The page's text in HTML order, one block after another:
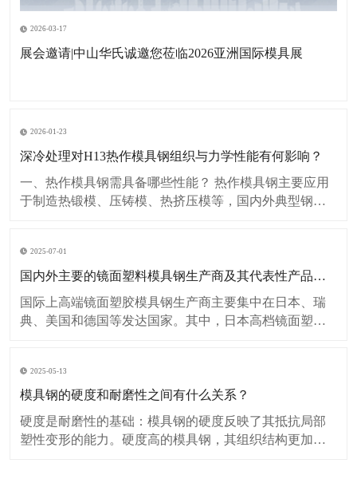
2026-03-17
展会邀请|中山华氏诚邀您莅临2026亚洲国际模具展
2026-01-23
深冷处理对H13热作模具钢组织与力学性能有何影响？
一、热作模具钢需具备哪些性能？ 热作模具钢主要应用
于制造热锻模、压铸模、热挤压模等，国内外典型钢种
高压、高温冲蚀和急冷急热作用，会形成变形、开裂、
磨损及疲劳裂纹等缺陷
2025-07-01
国内外主要的镜面塑料模具钢生产商及其代表性产品有哪些特点？
国际上高端镜面塑胶模具钢生产商主要集中在日本、瑞
典、美国和德国等发达国家。其中，日本高档镜面塑料
FS139M、FS636ESR、FS880ESR等钢种. 中国抚顺特钢
（FuShun Special St
2025-05-13
模具钢的硬度和耐磨性之间有什么关系？
硬度是耐磨性的基础：模具钢的硬度反映了其抵抗局部
塑性变形的能力。硬度高的模具钢，其组织结构更加致